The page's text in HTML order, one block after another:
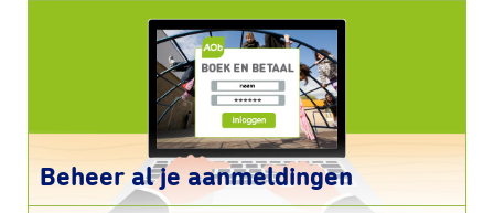
Beheer al je aanmeldingen